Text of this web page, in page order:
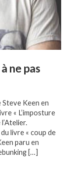
ne pas
Steve Keen en
« L’imposture
livre « coup de
paru en
[…]